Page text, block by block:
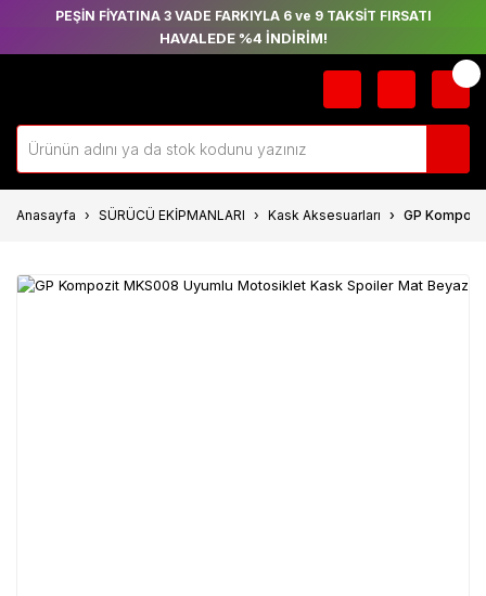
PEŞİN FİYATINA 3 VADE FARKIYLA 6 ve 9 TAKSİT FIRSATI
HAVALEDE %4 İNDİRİM!
Anasayfa SÜRÜCÜ EKİPMANLARI Kask Aksesuarları GP